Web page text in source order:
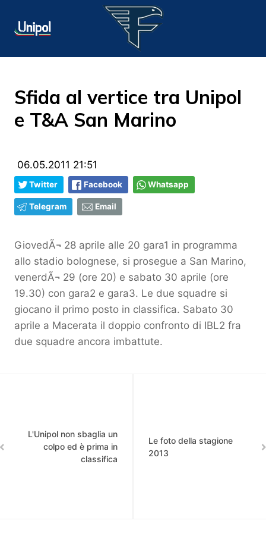
Sfida al vertice tra Unipol
e T&A San Marino
06.05.2011 21:51
Twitter Facebook Whatsapp
Telegram Email
GiovedÃ¬ 28 aprile alle 20 gara1 in programma
allo stadio bolognese, si prosegue a San Marino,
venerdÃ¬ 29 (ore 20) e sabato 30 aprile (ore
19.30) con gara2 e gara3. Le due squadre si
giocano il primo posto in classifica. Sabato 30
aprile a Macerata il doppio confronto di IBL2 fra
due squadre ancora imbattute.
L'Unipol non sbaglia un
colpo ed è prima in
classifica
Le foto della stagione
2013